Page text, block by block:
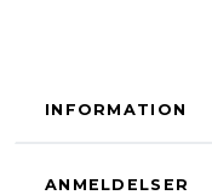
INFORMATION
ANMELDELSER